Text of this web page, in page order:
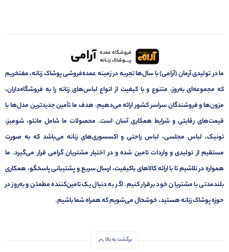
ما در تولیدی آرمان (آرامی) با سال‌ها تجربه در زمینه عمده‌فروشی پوشاک زنانه، مفتخریم
که مجموعه‌ای به‌روز، متنوع و با کیفیت از انواع لباس‌های زنانه را به فروشگاه‌داران،
مزون‌ها و فروشندگان سراسر کشور ارائه می‌دهیم. هدف ما تأمین جدیدترین مدل‌ها با
قیمت‌های رقابتی و شرایط همکاری آسان است. محصولات ما شامل مانتو، شومیز،
تونیک، لباس مجلسی، لباس راحتی و اکسسوری‌های زنانه می‌باشد که به صورت
مستقیم از تولیدی و واردات تامین شده و در اختیار مشتریان گرامی قرار می‌گیرد. ما
همواره در تلاشیم تا با ارائه کالاهای باکیفیت، ارسال سریع و پشتیبانی پاسخگو، همکاری
بلندمدتی با مشتریان خود برقرار کنیم. اگر به دنبال یک تامین‌کننده مطمئن و به‌روز در
حوزه پوشاک زنانه هستید، خوشحال می‌شویم که همراه شما باشیم.
برگشت به بالا